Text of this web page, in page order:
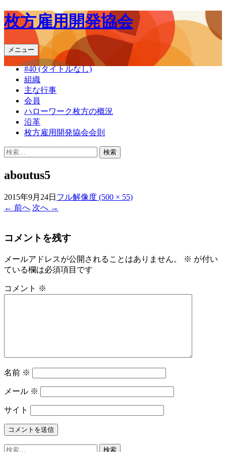
枚方雇用開発協会
メニュー コ
ン
テ
ン
ツ
へ
ス
キ
ッ
#40 (タイトルなし)
組織
主な行事
会員
ハローワーク枚方の概況
沿革
枚方雇用開発協会会則
検
aboutus5
2015年9月24日 フル解像度 (500 × 55)
← 前へ 次へ →
コメントを残す
メールアドレスが公開されることはありません。 ※ が付い
ている欄は必須項目です
コメント ※
名前 ※
メール ※
サイト
検